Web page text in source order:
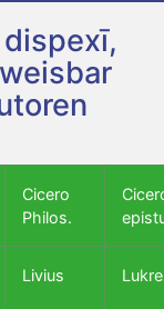
Cicero
Philos.
Livius